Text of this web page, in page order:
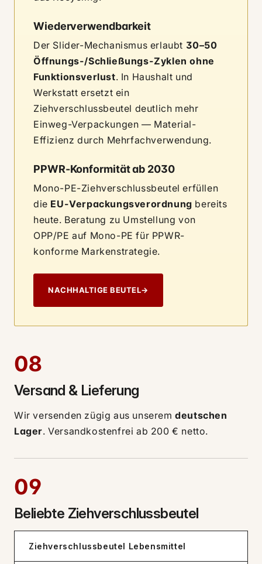
Wiederverwendbarkeit
Der Slider-Mechanismus erlaubt 30–50
Öffnungs-/Schließungs-Zyklen ohne
Funktionsverlust. In Haushalt und
Werkstatt ersetzt ein
Ziehverschlussbeutel deutlich mehr
Einweg-Verpackungen — Material-
Effizienz durch Mehrfachverwendung.
PPWR-Konformität ab 2030
Mono-PE-Ziehverschlussbeutel erfüllen
die EU-Verpackungsverordnung bereits
heute. Beratung zu Umstellung von
OPP/PE auf Mono-PE für PPWR-
konforme Markenstrategie.
NACHHALTIGE BEUTEL→
08
Versand & Lieferung
Wir versenden zügig aus unseremdeutschen
Lager. Versandkostenfrei ab 200 € netto.
09
Beliebte Ziehverschlussbeutel
Ziehverschlussbeutel Lebensmittel